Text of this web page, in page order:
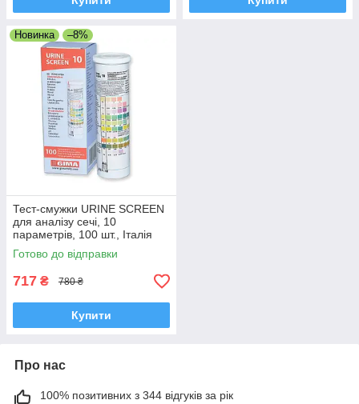
Новинка –8%
Тест-смужки URINE SCREEN
для аналізу сечі, 10
параметрів, 100 шт., Італія
Готово до відправки
717 ₴ 780 ₴
Купити
Про нас
100% позитивних з 344 відгуків за рік